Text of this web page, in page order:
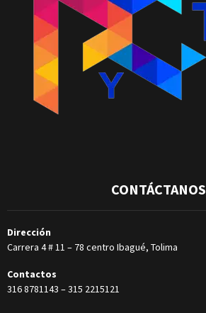
CONTÁCTANOS
Dirección
Carrera 4 # 11 – 78 centro Ibagué, Tolima
Contactos
316 8781143 –315 2215121